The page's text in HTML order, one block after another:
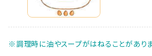
※調理時に油やスープがはねることがあり